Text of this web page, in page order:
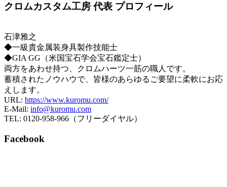
クロムカスタム工房 代表 プロフィール
石津雅之
◆一級貴金属装身具製作技能士
◆GIA GG（米国宝石学会宝石鑑定士）
両方をあわせ持つ、クロムハーツ一筋の職人です。
蓄積されたノウハウで、皆様のあらゆるご要望に柔軟にお応
えします。
URL: https://www.kuromu.com/
E-Mail: info@kuromu.com
TEL: 0120-958-966（フリーダイヤル）
Facebook